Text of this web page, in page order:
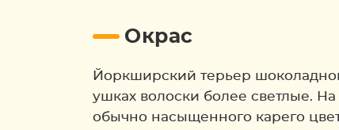
Окрас
Йоркширский терьер
ушках волоски более светлые. На
обычно насыщенного карего